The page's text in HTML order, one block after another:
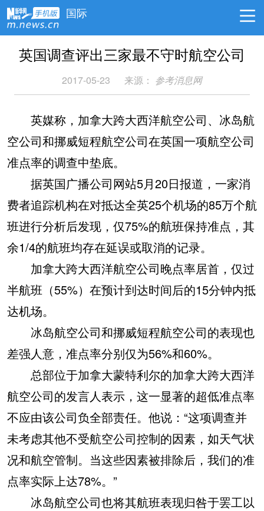
国际
英国调查评出三家最不守时航空公司
2017-05-23 来源： 参考消息网
英媒称，加拿大跨大西洋航空公司、冰岛航
空公司和挪威短程航空公司在英国一项航空公司
准点率的调查中垫底。
据英国广播公司网站5月20日报道，一家消
费者追踪机构在对抵达全英25个机场的85万个航
班进行分析后发现，仅75%的航班保持准点，其
余1/4的航班均存在延误或取消的记录。
加拿大跨大西洋航空公司晚点率居首，仅过
半航班（55%）在预计到达时间后的15分钟内抵
达机场。
冰岛航空公司和挪威短程航空公司的表现也
差强人意，准点率分别仅为56%和60%。
总部位于加拿大蒙特利尔的加拿大跨大西洋
航空公司的发言人表示，这一显著的超低准点率
不应由该公司负全部责任。他说：“这项调查并
未考虑其他不受航空公司控制的因素，如天气状
况和航空管制。当这些因素被排除后，我们的准
点率实际上达78%。”
冰岛航空公司也将其航班表现归咎于罢工以